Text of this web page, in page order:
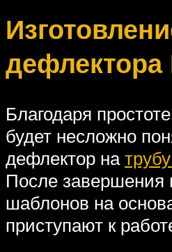
Благодаря
будет несложно
дефлектор на
После завершения
шаблонов на
приступают к